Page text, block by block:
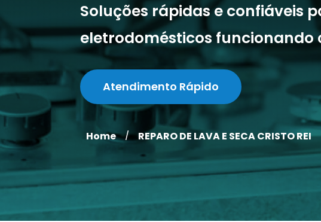
Soluções rápidas e confiáveis
eletrodomésticos funcionando
Atendimento Rápido
Home / REPARO DE LAVA E SECA CRISTO REI